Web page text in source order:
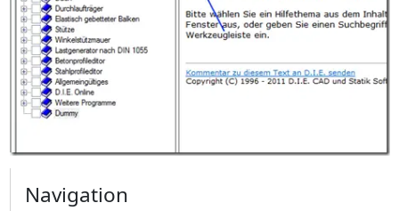
Navigation